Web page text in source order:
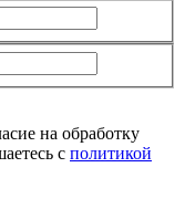
на обработку
с политикой